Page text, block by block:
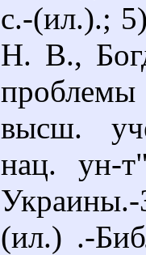
с.-(ил.).;
Н. В.,
высш.
нац. ун-
(ил.) .-